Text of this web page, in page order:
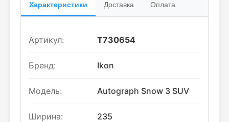
Характеристики Доставка Оплата
Артикул: T730654
Бренд: Ikon
Модель: Autograph Snow 3 SUV
Ширина: 235